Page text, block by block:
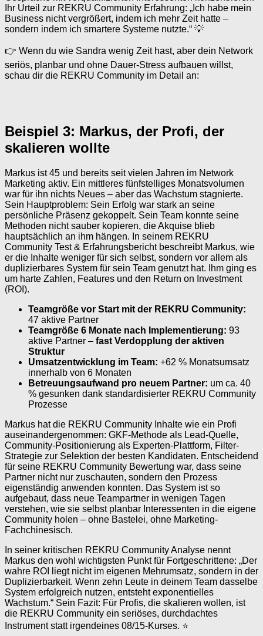
Ihr Urteil zur REKRU Community Erfahrung: „Ich habe mein
Business nicht vergrößert, indem ich mehr Zeit hatte –
sondern indem ich smartere Systeme nutzte.“ 💡
👉 Wenn du wie Sandra wenig Zeit hast, aber dein Network
seriös, planbar und ohne Dauer-Stress aufbauen willst,
schau dir die REKRU Community im Detail an:
Beispiel 3: Markus, der Profi, der
skalieren wollte
Markus ist 45 und bereits seit vielen Jahren im Network
Marketing aktiv. Ein mittleres fünfstelliges Monatsvolumen
war für ihn nichts Neues – aber das Wachstum stagnierte.
Sein Hauptproblem: Sein Erfolg war stark an seine
persönliche Präsenz gekoppelt. Sein Team konnte seine
Methoden nicht sauber kopieren, die Akquise blieb
hauptsächlich an ihm hängen. In seinem REKRU
Community Test & Erfahrungsbericht beschreibt Markus, wie
er die Inhalte weniger für sich selbst, sondern vor allem als
duplizierbares System für sein Team genutzt hat. Ihm ging es
um harte Zahlen, Features und den Return on Investment
(ROI).
Teamgröße vor Start mit der REKRU Community:
47 aktive Partner
Teamgröße 6 Monate nach Implementierung: 93
aktive Partner – fast Verdopplung der aktiven
Struktur
Umsatzentwicklung im Team: +62 % Monatsumsatz
innerhalb von 6 Monaten
Betreuungsaufwand pro neuem Partner: um ca. 40
% gesunken dank standardisierter REKRU Community
Prozesse
Markus hat die REKRU Community Inhalte wie ein Profi
auseinandergenommen: GKF-Methode als Lead-Quelle,
Community-Positionierung als Experten-Plattform, Filter-
Strategie zur Selektion der besten Kandidaten. Entscheidend
für seine REKRU Community Bewertung war, dass seine
Partner nicht nur zuschauten, sondern den Prozess
eigenständig anwenden konnten. Das System ist so
aufgebaut, dass neue Teampartner in wenigen Tagen
verstehen, wie sie selbst planbar Interessenten in die eigene
Community holen – ohne Bastelei, ohne Marketing-
Fachchinesisch.
In seiner kritischen REKRU Community Analyse nennt
Markus den wohl wichtigsten Punkt für Fortgeschrittene: „Der
wahre ROI liegt nicht im eigenen Mehrumsatz, sondern in der
Duplizierbarkeit. Wenn zehn Leute in deinem Team dasselbe
System erfolgreich nutzen, entsteht exponentielles
Wachstum.“ Sein Fazit: Für Profis, die skalieren wollen, ist
die REKRU Community ein seriöses, durchdachtes
Instrument statt irgendeines 08/15-Kurses. ⭐